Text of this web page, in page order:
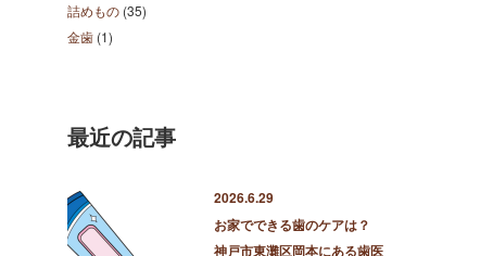
詰めもの (35)
金歯 (1)
最近の記事
2026.6.29
お家でできる歯のケアは？
神戸市東灘区岡本にある歯医